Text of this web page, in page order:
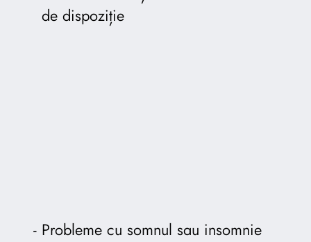
de dispoziție
Probleme cu somnul sau insomnie